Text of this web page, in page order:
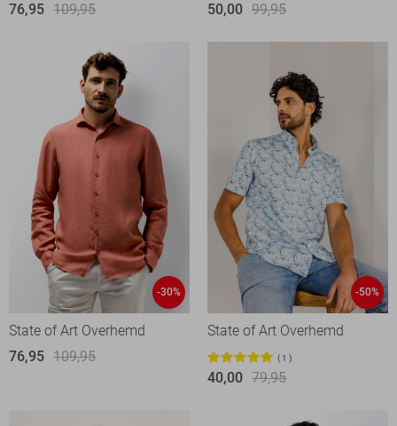
76,95 109,95
50,00 99,95
-30%
State of Art Overhemd
76,95 109,95
-50%
State of Art Overhemd
1
40,00 79,95